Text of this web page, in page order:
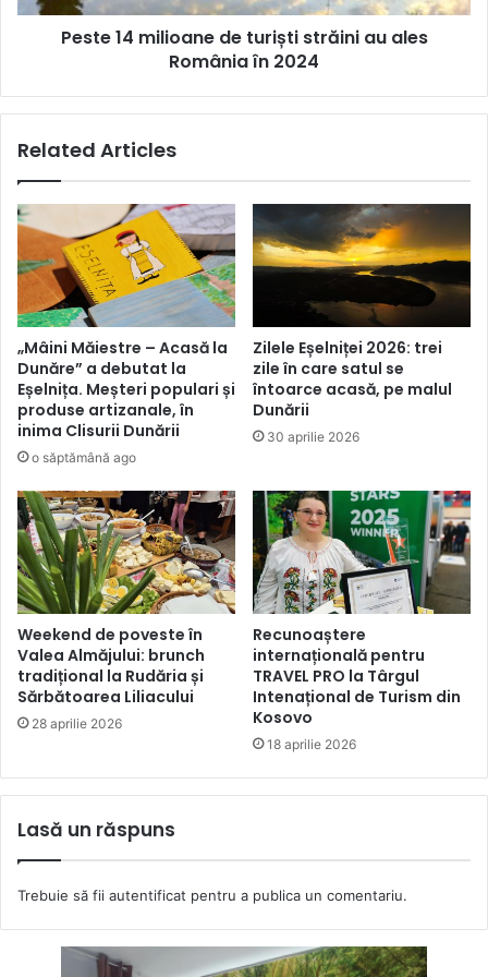
România
Peste 14 milioane de turiști străini au ales
România în 2024
Related Articles
„Mâini Măiestre – Acasă la
Dunăre” a debutat la
Eșelnița. Meșteri populari și
produse artizanale, în
inima Clisurii Dunării
o săptămână ago
Zilele Eșelniței 2026: trei
zile în care satul se
întoarce acasă, pe malul
Dunării
30 aprilie 2026
Weekend de poveste în
Valea Almăjului: brunch
tradițional la Rudăria și
Sărbătoarea Liliacului
28 aprilie 2026
Recunoaștere
internațională pentru
TRAVEL PRO la Târgul
Intenațional de Turism din
Kosovo
18 aprilie 2026
Lasă un răspuns
Trebuie să fii autentificat pentru a publica un comentariu.